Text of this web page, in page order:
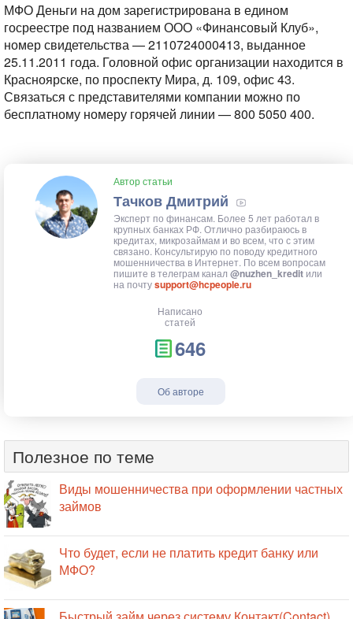
МФО Деньги на дом зарегистрирована в едином
госреестре под названием ООО «Финансовый Клуб»,
номер свидетельства — 2110724000413, выданное
25.11.2011 года. Головной офис организации находится в
Красноярске, по проспекту Мира, д. 109, офис 43.
Связаться с представителями компании можно по
бесплатному номеру горячей линии — 800 5050 400.
Автор статьи
Тачков Дмитрий
Эксперт по финансам. Более 5 лет работал в
крупных банках РФ. Отлично разбираюсь в
кредитах, микрозаймам и во всем, что с этим
связано. Консультирую по поводу кредитного
мошенничества в Интернет. По всем вопросам
пишите в телеграм канал @nuzhen_kredit или
на почтуsupport@hcpeople.ru
Написано
статей
646
Об авторе
Полезное по теме
Виды мошенничества при оформлении частных
займов
Что будет, если не платить кредит банку или
МФО?